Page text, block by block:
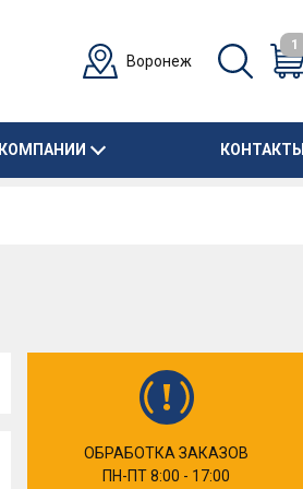
Воронеж
1
КОНТАКТЫ
ОБРАБОТКА ЗАКАЗОВ
ПН-ПТ 8:00 - 17:00